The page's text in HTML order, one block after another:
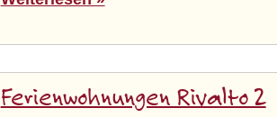
Ferienwohnungen Rivalto 2